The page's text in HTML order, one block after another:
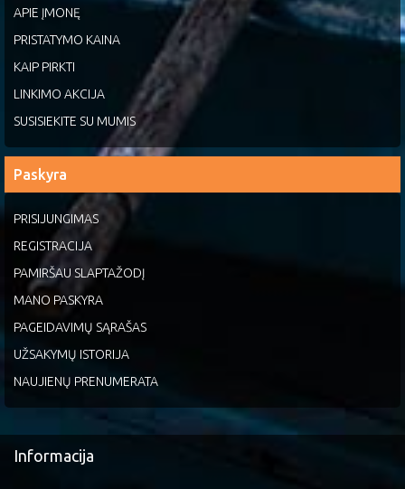
APIE ĮMONĘ
PRISTATYMO KAINA
KAIP PIRKTI
LINKIMO AKCIJA
SUSISIEKITE SU MUMIS
Paskyra
PRISIJUNGIMAS
REGISTRACIJA
PAMIRŠAU SLAPTAŽODĮ
MANO PASKYRA
PAGEIDAVIMŲ SĄRAŠAS
UŽSAKYMŲ ISTORIJA
NAUJIENŲ PRENUMERATA
Informacija